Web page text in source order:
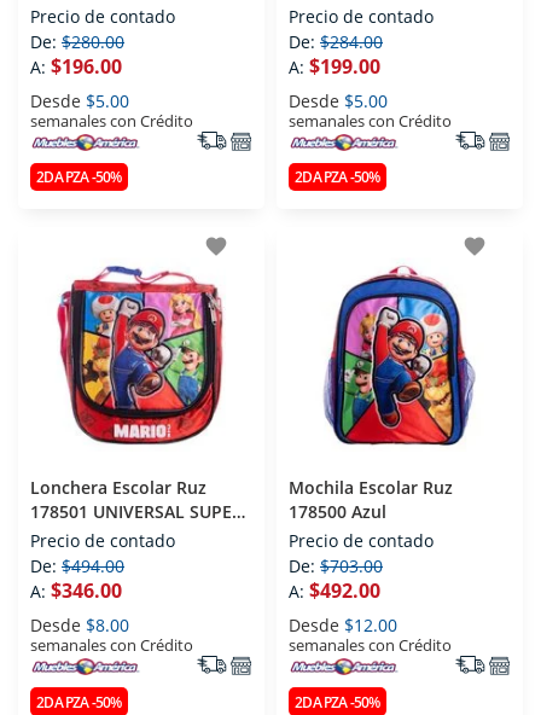
Precio de contado
De: $280.00
A: $196.00
Desde $5.00
semanales con Crédito
2DA PZA -50%
Precio de contado
De: $284.00
A: $199.00
Desde $5.00
semanales con Crédito
2DA PZA -50%
favorite
Lonchera Escolar Ruz
178501 UNIVERSAL SUPER
MARIO BROS Azul
Precio de contado
De: $494.00
A: $346.00
Desde $8.00
semanales con Crédito
2DA PZA -50%
favorite
Mochila Escolar Ruz
178500 Azul
Precio de contado
De: $703.00
A: $492.00
Desde $12.00
semanales con Crédito
2DA PZA -50%